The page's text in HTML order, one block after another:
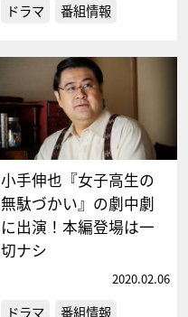
ドラマ 番組情報
小手伸也『女子高生の
無駄づかい』の劇中劇
に出演！本編登場は一
切ナシ
2020.02.06
ドラマ 番組情報